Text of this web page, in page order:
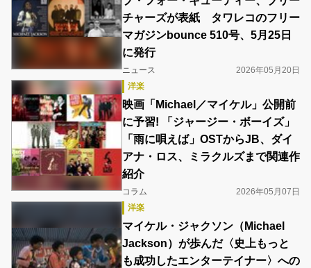
チャーズが表紙 タワレコのフリー
マガジンbounce 510号、5月25日
に発行
ニュース
2026年05月20日
洋楽
映画「Michael／マイケル」公開前
に予習! 「ジャージー・ボーイズ」
「雨に唄えば」OSTからJB、ダイ
アナ・ロス、ミラクルズまで関連作
紹介
コラム
2026年05月07日
洋楽
マイケル・ジャクソン（Michael
Jackson）が歩んだ〈史上もっと
も成功したエンターテイナー〉への